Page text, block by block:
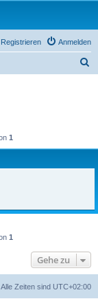
Anmelden
Registrieren
1
1
Gehe zu
Alle Zeiten sind UTC+02:00